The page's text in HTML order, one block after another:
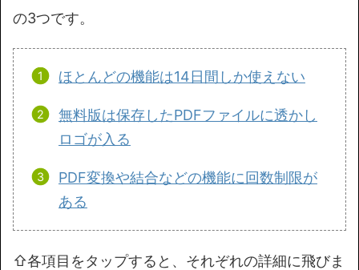
の3つです。
ほとんどの機能は14日間しか使えない
無料版は保存したPDFファイルに透かし
ロゴが入る
PDF変換や結合などの機能に回数制限が
ある
⇧各項目をタップすると、それぞれの詳細に飛びま